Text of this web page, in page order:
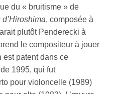
du « bruitisme » de
, composée à
plutôt Penderecki à
le compositeur à jouer
est patent dans ce
de 1995, qui fut
pour violoncelle (1989)